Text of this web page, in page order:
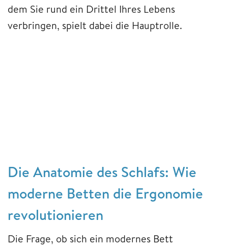
dem Sie rund ein Drittel Ihres Lebens
verbringen, spielt dabei die Hauptrolle.
Die Anatomie des Schlafs: Wie
moderne Betten die Ergonomie
revolutionieren
Die Frage, ob sich ein modernes Bett